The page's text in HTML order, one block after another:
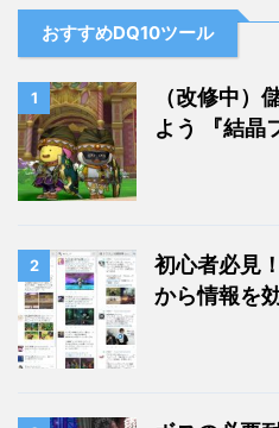
おすすめDQ10ツール
1
（改修中）
よう 『結晶
2
初心者必見
から情報を